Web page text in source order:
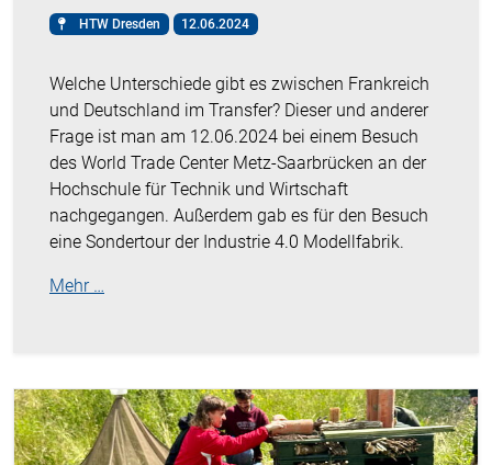
HTW Dresden 12.06.2024
Welche Unterschiede gibt es zwischen Frankreich
und Deutschland im Transfer? Dieser und anderer
Frage ist man am 12.06.2024 bei einem Besuch
des World Trade Center Metz-Saarbrücken an der
Hochschule für Technik und Wirtschaft
nachgegangen. Außerdem gab es für den Besuch
eine Sondertour der Industrie 4.0 Modellfabrik.
Mehr …